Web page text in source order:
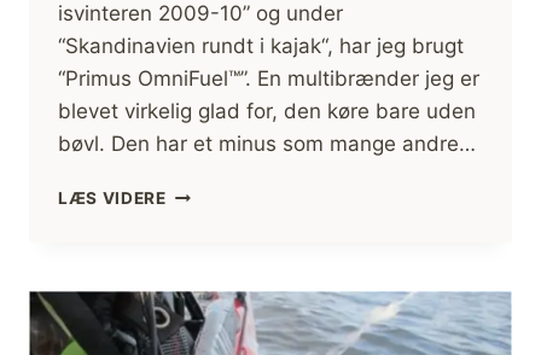
isvinteren 2009-10” og under
“Skandinavien rundt i kajak“, har jeg brugt
“Primus OmniFuel™”. En multibrænder jeg er
blevet virkelig glad for, den køre bare uden
bøvl. Den har et minus som mange andre…
LÆS VIDEREANMELDELSE